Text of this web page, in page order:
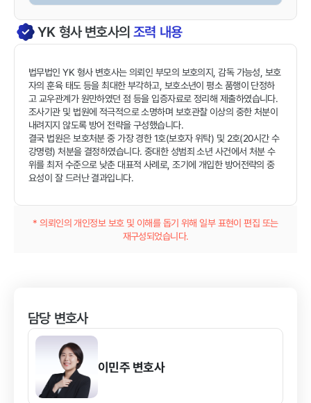
YK형사변호사의조력 내용
법무법인 YK 형사 변호사는 의뢰인 부모의 보호의지, 감독 가능성, 보호
자의 훈육 태도 등을 최대한 부각하고, 보호소년이 평소 품행이 단정하
고 교우관계가 원만하였던 점 등을 입증자료로 정리해 제출하였습니다.
조사기관 및 법원에 적극적으로 소명하며 보호관찰 이상의 중한 처분이
내려지지 않도록 방어 전략을 구성했습니다.
결국 법원은 보호처분 중 가장 경한 1호(보호자 위탁) 및 2호(20시간 수
강명령) 처분을 결정하였습니다. 중대한 성범죄 소년 사건에서 처분 수
위를 최저 수준으로 낮춘 대표적 사례로, 조기에 개입한 방어전략의 중
요성이 잘 드러난 결과입니다.
* 의뢰인의 개인정보 보호 및 이해를 돕기 위해 일부 표현이 편집 또는
재구성되었습니다.
담당 변호사
이민주 변호사